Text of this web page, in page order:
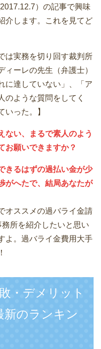
）の記事で興味
介します。これを見てど
は実務を切り回す裁判所
ーレの先生（弁護士）
に達していない」、「ア
のような質問をしてく
いった。】
ない、まるで素人のよう
お願いできますか？
きるはずの過払い金が少
がへたで、結局あなたが
オススメの過バライ金請
所を紹介したいと思い
よ。過バライ金費用大手
・デメリット
新のランキン